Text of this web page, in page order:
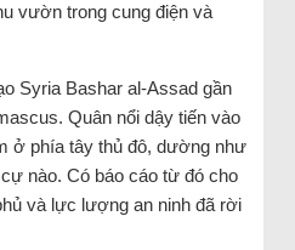
vườn trong cung điện và
Syria Bashar al-Assad gần
Quân nổi dậy tiến vào
ở phía tây thủ đô, dường như
nào. Có báo cáo từ đó cho
và lực lượng an ninh đã rời